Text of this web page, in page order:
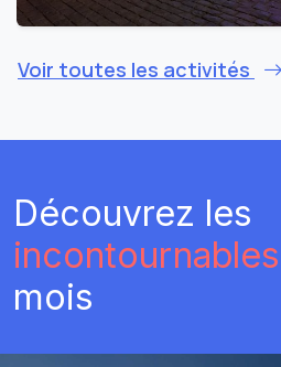
Voir toutes les activités
Découvrez les
incontournables
mois